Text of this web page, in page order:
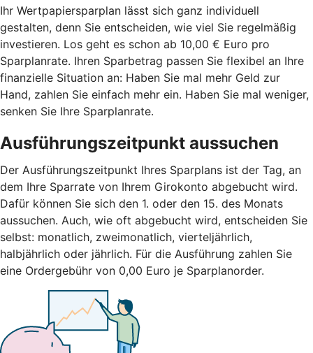
Ihr Wertpapiersparplan lässt sich ganz individuell
gestalten, denn Sie entscheiden, wie viel Sie regelmäßig
investieren. Los geht es schon ab 10,00 € Euro pro
Sparplanrate. Ihren Sparbetrag passen Sie flexibel an Ihre
finanzielle Situation an: Haben Sie mal mehr Geld zur
Hand, zahlen Sie einfach mehr ein. Haben Sie mal weniger,
senken Sie Ihre Sparplanrate.
Ausführungszeitpunkt aussuchen
Der Ausführungszeitpunkt Ihres Sparplans ist der Tag, an
dem Ihre Sparrate von Ihrem Girokonto abgebucht wird.
Dafür können Sie sich den 1. oder den 15. des Monats
aussuchen. Auch, wie oft abgebucht wird, entscheiden Sie
selbst: monatlich, zweimonatlich, vierteljährlich,
halbjährlich oder jährlich. Für die Ausführung zahlen Sie
eine Ordergebühr von 0,00 Euro je Sparplanorder.